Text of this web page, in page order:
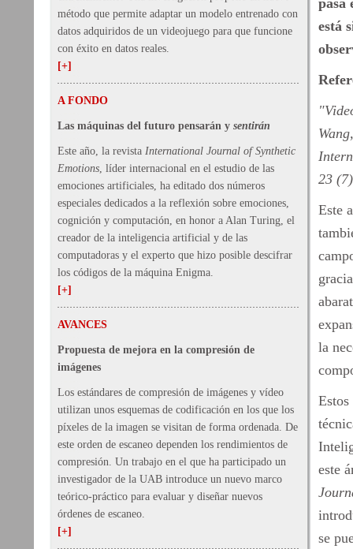
método que permite adaptar un modelo entrenado con
datos adquiridos de un videojuego para que funcione
con éxito en datos reales.
[+]
A FONDO
Las máquinas del futuro pensarán y sentirán
Este año, la revista International Journal of Synthetic
Emotions, líder internacional en el estudio de las
emociones artificiales, ha editado dos números
especiales dedicados a la reflexión sobre emociones,
cognición y computación, en honor a Alan Turing, el
creador de la inteligencia artificial y de las
computadoras y el experto que hizo posible descifrar
los códigos de la máquina Enigma.
[+]
AVANCES
Propuesta de mejora en la compresión de
imágenes
Los estándares de compresión de imágenes y vídeo
utilizan unos esquemas de codificación en los que los
píxeles de la imagen se visitan de forma ordenada. De
este orden de escaneo dependen los rendimientos de
compresión. Un trabajo en el que ha participado un
investigador de la UAB introduce un nuevo marco
teórico-práctico para evaluar y diseñar nuevos
órdenes de escaneo.
[+]
pasa
está
23
Este
la
este
se